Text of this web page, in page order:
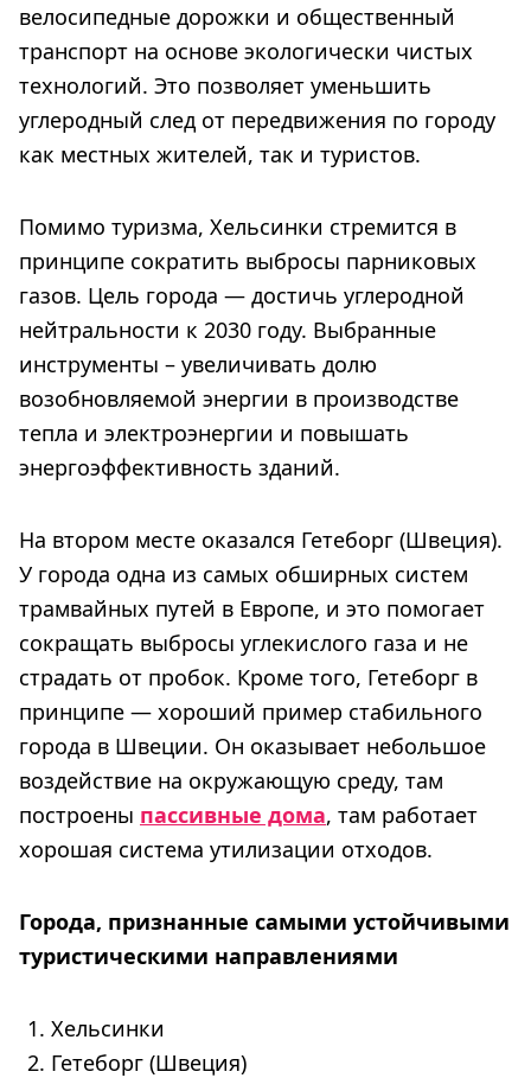
велосипедные дорожки и общественный
транспорт на основе экологически чистых
технологий. Это позволяет уменьшить
углеродный след от передвижения по городу
как местных жителей, так и туристов.
Помимо туризма, Хельсинки стремится в
принципе сократить выбросы парниковых
газов. Цель города — достичь углеродной
нейтральности к 2030 году. Выбранные
инструменты – увеличивать долю
возобновляемой энергии в производстве
тепла и электроэнергии и повышать
энергоэффективность зданий.
На втором месте оказался Гетеборг (Швеция).
У города одна из самых обширных систем
трамвайных путей в Европе, и это помогает
сокращать выбросы углекислого газа и не
страдать от пробок. Кроме того, Гетеборг в
принципе — хороший пример стабильного
города в Швеции. Он оказывает небольшое
воздействие на окружающую среду, там
построены пассивные дома, там работает
хорошая система утилизации отходов.
Города, признанные самыми устойчивыми
туристическими направлениями
Хельсинки
Гетеборг (Швеция)